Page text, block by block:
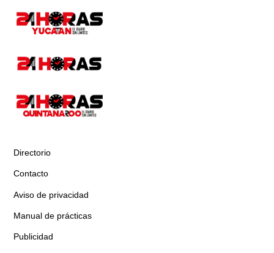
Directorio
Contacto
Aviso de privacidad
Manual de prácticas
Publicidad